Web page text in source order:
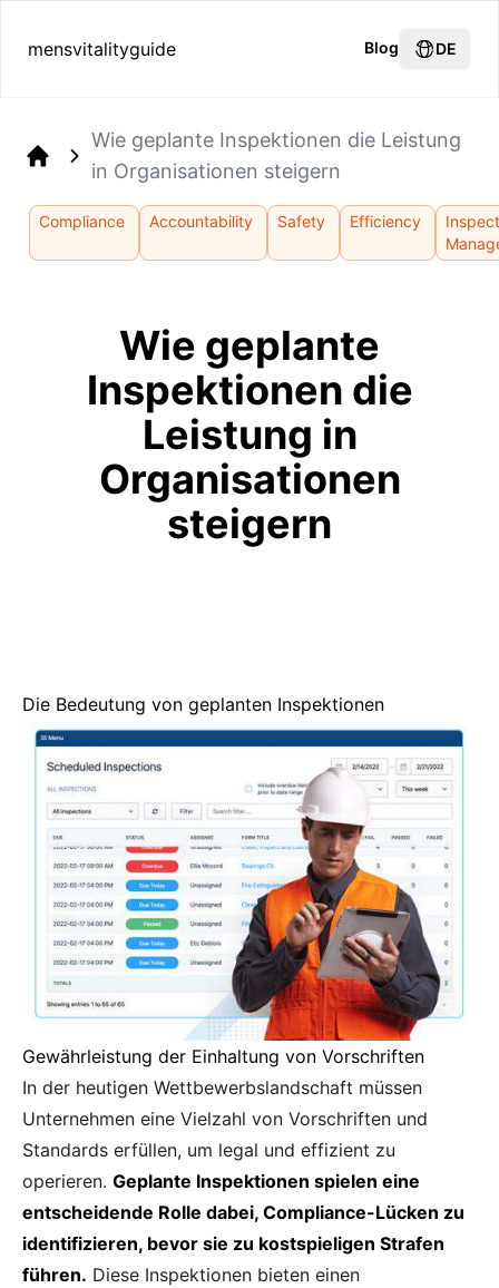
mensvitalityguide Blog DE
Wie geplante Inspektionen die Leistung
in Organisationen steigern
Compliance Accountability Safety Efficiency
Wie geplante
Inspektionen die
Leistung in
Organisationen
steigern
Die Bedeutung von geplanten Inspektionen
Gewährleistung der Einhaltung von Vorschriften
In der heutigen Wettbewerbslandschaft müssen
Unternehmen eine Vielzahl von Vorschriften und
Standards erfüllen, um legal und effizient zu
operieren. Geplante Inspektionen spielen eine
entscheidende Rolle dabei, Compliance-Lücken zu
identifizieren, bevor sie zu kostspieligen Strafen
führen. Diese Inspektionen bieten einen